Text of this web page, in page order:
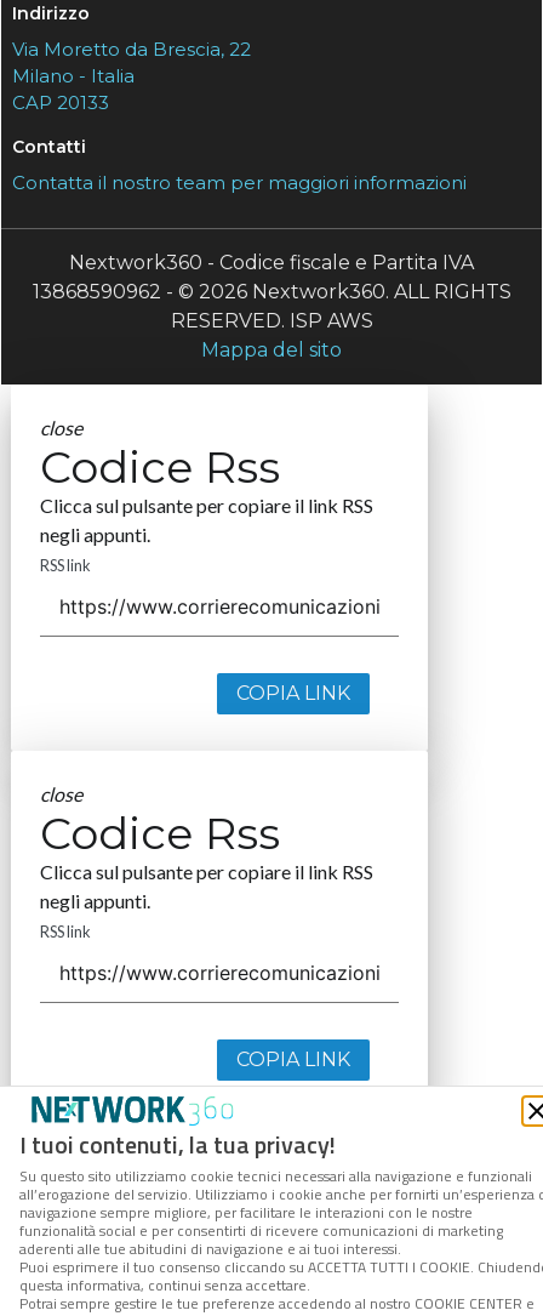
I tuoi contenuti, la tua privacy!
Su questo sito utilizziamo cookie tecnici necessari alla navigazione e funzionali
all’erogazione del servizio. Utilizziamo i cookie anche per fornirti un’esperienza
navigazione sempre migliore, per facilitare le interazioni con le nostre
funzionalità social e per consentirti di ricevere comunicazioni di marketing
aderenti alle tue abitudini di navigazione e ai tuoi interessi.
Puoi esprimere il tuo consenso cliccando su ACCETTA TUTTI I COOKIE.
questa informativa, continui senza accettare.
Potrai sempre gestire le tue preferenze accedendo al nostro COOKIE CENTER e
Indirizzo
Via Moretto da Brescia, 22
Milano - Italia
CAP 20133
Contatti
Contatta il nostro team per maggiori informazioni
Nextwork360 - Codice fiscale e Partita IVA
13868590962 - © 2026 Nextwork360. ALL RIGHTS
RESERVED. ISP AWS
Mappa del sito
close
Codice Rss
Clicca sul pulsante per copiare il link RSS
negli appunti.
RSS link
COPIA LINK
close
Codice Rss
Clicca sul pulsante per copiare il link RSS
negli appunti.
RSS link
COPIA LINK